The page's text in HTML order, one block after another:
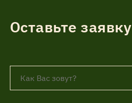
Оставьте заявку